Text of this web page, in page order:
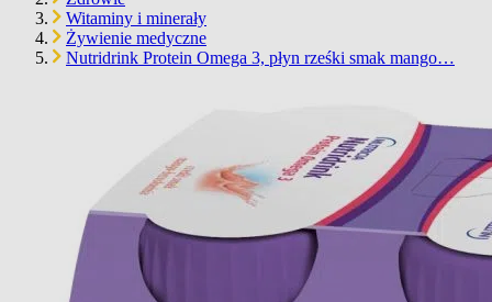
Witaminy i minerały
Żywienie medyczne
Nutridrink Protein Omega 3, płyn rześki smak mango…